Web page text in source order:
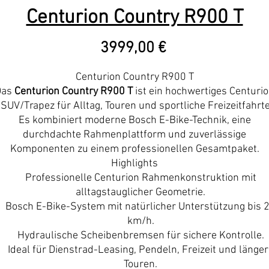
Centurion Country R900 T
3999,00 €Precio
Centurion Country R900 T
Centurion Country R900 Tist ein hochwertiges
Trapez für Alltag, Touren und sportliche
Es kombiniert moderne Bosch E-Bike-Technik, eine
durchdachte Rahmenplattform und zuverlässige
Komponenten zu einem professionellen Gesamtpaket.
Highlights
Professionelle Centurion Rahmenkonstruktion mit
alltagstauglicher Geometrie.
Bosch E-Bike-System mit natürlicher Unterstützung bis
km/h.
Hydraulische Scheibenbremsen für sichere Kontrolle.
Ideal für Dienstrad-Leasing, Pendeln, Freizeit und
Touren.